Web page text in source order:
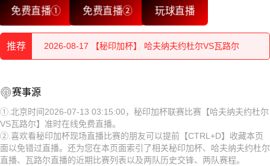
免费直播① 免费直播② 玩球直播
推荐
2026-08-18 【秘印加杯】 哈夫纳夫约杜尔VS瓦路尔
2026-08-17 【秘印加杯】 哈夫纳夫约杜尔VS瓦路尔
2026-08-17 【秘印加杯】 哈夫纳夫约杜尔VS瓦路尔
2026-08-17 【秘印加杯】 哈夫纳夫约杜尔VS瓦路尔
2026-08-17 【秘印加杯】 哈夫纳夫约杜尔VS瓦路尔
2026-08-17 【秘印加杯】 哈夫纳夫约杜尔VS瓦路尔
赛事源
①.北京时间2026-07-13 03:15:00，秘印加杯联赛比赛【哈夫纳夫约杜尔
VS瓦路尔】准时在线免费直播。
②.喜欢看秘印加杯现场直播比赛的朋友可以提前【CTRL+D】收藏本页
面以免错过直播。还为您在本页面索引了相关秘印加杯、哈夫纳夫约杜尔
直播、瓦路尔直播的近期比赛列表以及两队历史交锋、两队赛程。